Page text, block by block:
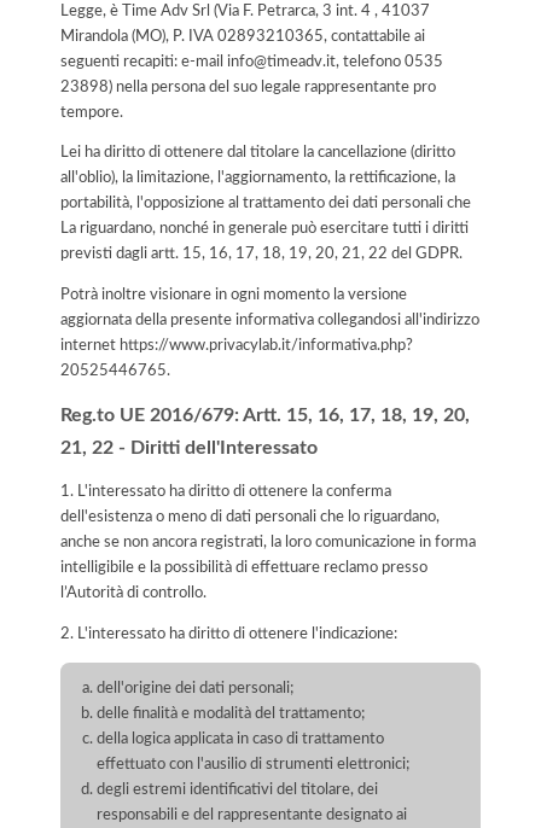
Legge, è Time Adv Srl (Via F. Petrarca, 3 int. 4 , 41037
Mirandola (MO), P. IVA 02893210365, contattabile ai
seguenti recapiti: e-mail info@timeadv.it, telefono 0535
23898) nella persona del suo legale rappresentante pro
tempore.
Lei ha diritto di ottenere dal titolare la cancellazione (diritto
all'oblio), la limitazione, l'aggiornamento, la rettificazione, la
portabilità, l'opposizione al trattamento dei dati personali che
La riguardano, nonché in generale può esercitare tutti i diritti
previsti dagli artt. 15, 16, 17, 18, 19, 20, 21, 22 del GDPR.
Potrà inoltre visionare in ogni momento la versione
aggiornata della presente informativa collegandosi all'indirizzo
internet https://www.privacylab.it/informativa.php?
20525446765.
Reg.to UE 2016/679: Artt. 15, 16, 17, 18, 19, 20,
21, 22 - Diritti dell'Interessato
1. L'interessato ha diritto di ottenere la conferma
dell'esistenza o meno di dati personali che lo riguardano,
anche se non ancora registrati, la loro comunicazione in forma
intelligibile e la possibilità di effettuare reclamo presso
l’Autorità di controllo.
2. L'interessato ha diritto di ottenere l'indicazione:
dell'origine dei dati personali;
delle finalità e modalità del trattamento;
della logica applicata in caso di trattamento
effettuato con l'ausilio di strumenti elettronici;
degli estremi identificativi del titolare, dei
responsabili e del rappresentante designato ai